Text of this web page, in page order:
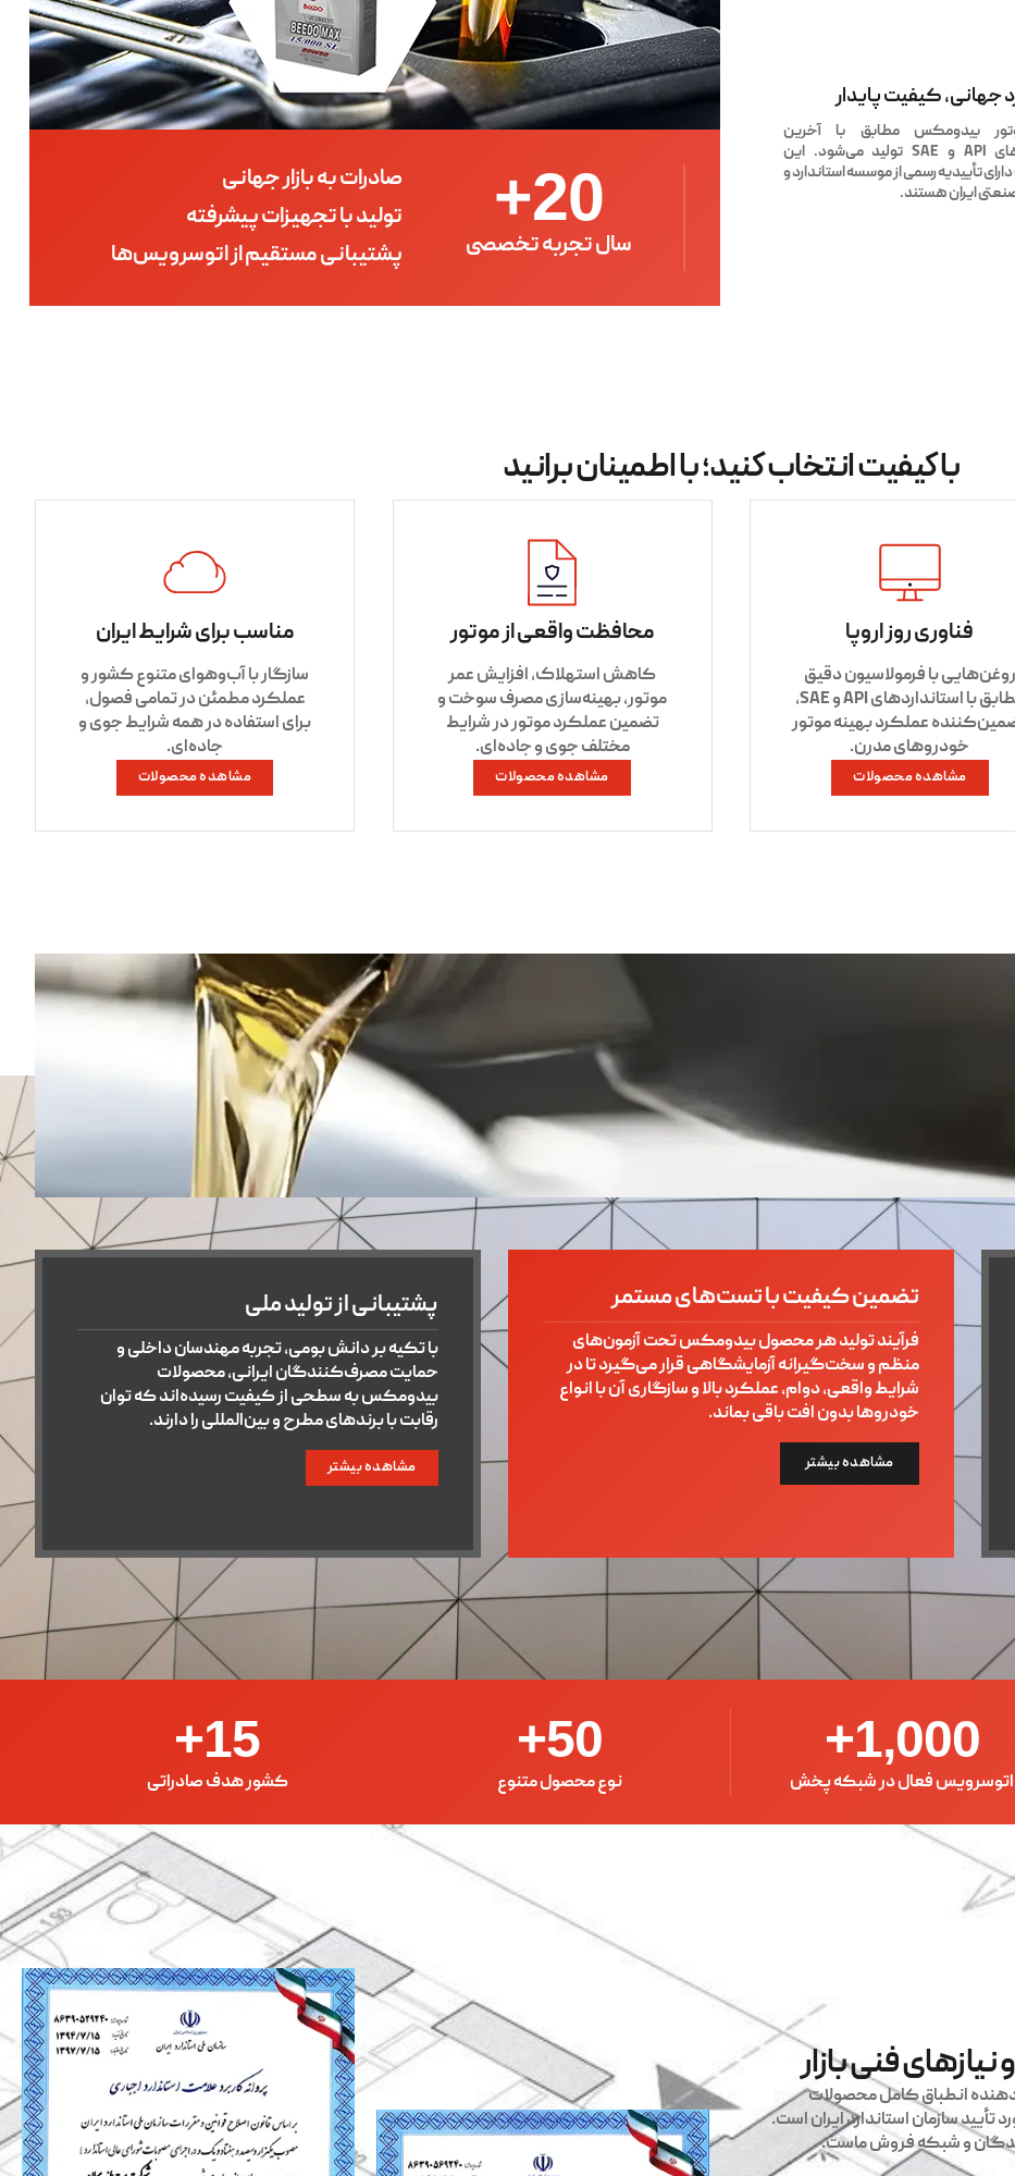
جهانی، کیفیت پایدار
بیدومکس مطابق با آخرین
استانداردهای API و SAE تولید می‌شود. این
تأییدیه رسمی از موسسه استاندارد و
ایران هستند.
سال تجربه تخصصی
20
+
صادرات به بازار جهانی
تولید با تجهیزات پیشرفته
پشتیبانی مستقیم از اتوسرویس‌ها
با کیفیت انتخاب کنید؛ با اطمینان برانید
فناوری روز اروپا
روغن‌هایی با فرمولاسیون دقیق
مطابق با استانداردهای API و SAE،
عملکرد بهینه موتور
خودروهای مدرن.
مشاهده محصولات
محافظت واقعی از موتور
کاهش استهلاک، افزایش عمر
موتور، بهینه‌سازی مصرف سوخت و
تضمین عملکرد موتور در شرایط
مختلف جوی و جاده‌ای.
مشاهده محصولات
مناسب برای شرایط ایران
سازگار با آب‌وهوای متنوع کشور و
عملکرد مطمئن در تمامی فصول،
برای استفاده در همه شرایط جوی و
جاده‌ای.
مشاهده محصولات
تضمین کیفیت با تست‌های مستمر
فرآیند تولید هر محصول بیدومکس تحت آزمون‌های
منظم و سخت‌گیرانه آزمایشگاهی قرار می‌گیرد تا در
شرایط واقعی، دوام، عملکرد بالا و سازگاری آن با انواع
خودروها بدون افت باقی بماند.
مشاهده بیشتر
پشتیبانی از تولید ملی
با تکیه بر دانش بومی، تجربه مهندسان داخلی و
حمایت مصرف‌کنندگان ایرانی، محصولات
بیدومکس به سطحی از کیفیت رسیده‌اند که توان
رقابت با برندهای مطرح و بین‌المللی را دارند.
مشاهده بیشتر
اتوسرویس فعال در شبکه پخش
1,000
+
نوع محصول متنوع
50
+
کشور هدف صادراتی
15
+
فنی بازار
انطباق کامل محصولات
سازمان استاندارد ایران است.
و شبکه فروش ماست.